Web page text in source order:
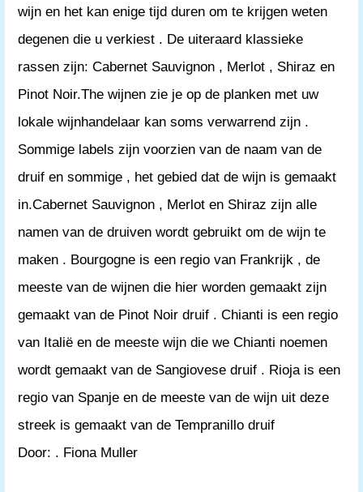
wijn en het kan enige tijd duren om te krijgen weten
degenen die u verkiest . De uiteraard klassieke
rassen zijn: Cabernet Sauvignon , Merlot , Shiraz en
Pinot Noir.The wijnen zie je op de planken met uw
lokale wijnhandelaar kan soms verwarrend zijn .
Sommige labels zijn voorzien van de naam van de
druif en sommige , het gebied dat de wijn is gemaakt
in.Cabernet Sauvignon , Merlot en Shiraz zijn alle
namen van de druiven wordt gebruikt om de wijn te
maken . Bourgogne is een regio van Frankrijk , de
meeste van de wijnen die hier worden gemaakt zijn
gemaakt van de Pinot Noir druif . Chianti is een regio
van Italië en de meeste wijn die we Chianti noemen
wordt gemaakt van de Sangiovese druif . Rioja is een
regio van Spanje en de meeste van de wijn uit deze
streek is gemaakt van de Tempranillo druif
Door: . Fiona Muller